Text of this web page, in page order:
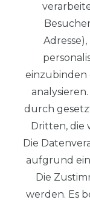
einzubinden
durch
Dritten, die
Die
aufgrund
Die
werden. Es
erklärung
AGB